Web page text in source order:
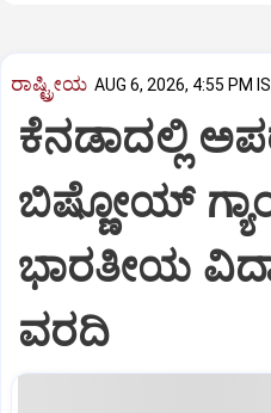
ರಾಷ್ಟ್ರೀಯ AUG 6, 2026, 4:55 PM
ಕೆನಡಾದಲ್ಲಿ
ಬಿಷ್ಣೋಯ್
ಭಾರತೀಯ
ವರದಿ